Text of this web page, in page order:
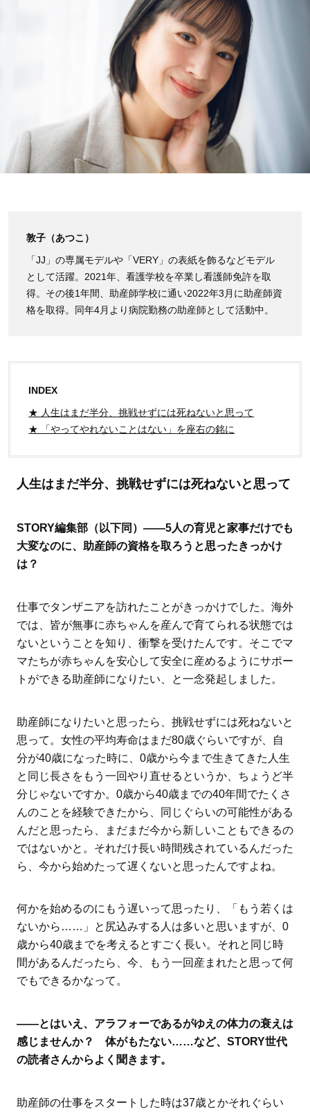
敦子（あつこ）
「JJ」の専属モデルや「VERY」の表紙を飾るなどモデル
として活躍。 2021年 、看護学校を卒業し看護師免許を取
得。 その後1年間、助産師学校に通い2022年3月に助産師資
格を取得。同年4月より病院勤務の助産師として活動中。
INDEX
★ 人生はまだ半分、挑戦せずには死ねないと思って
★ 「やってやれないことはない」を座右の銘に
人生はまだ半分、挑戦せずには死ねないと思って
STORY編集部（以下同）――5人の育児と家事だけでも
大変なのに、助産師の資格を取ろうと思ったきっかけ
は？
仕事でタンザニアを訪れたことがきっかけでした。海外
では、皆が無事に赤ちゃんを産んで育てられる状態では
ないということを知り、衝撃を受けたんです。そこでマ
マたちが赤ちゃんを安心して安全に産めるようにサポー
トができる助産師になりたい、と一念発起しました。
助産師になりたいと思ったら、挑戦せずには死ねないと
思って。女性の平均寿命はまだ80歳ぐらいですが、自
分が40歳になった時に、0歳から今まで生きてきた人生
と同じ長さをもう一回やり直せるというか、ちょうど半
分じゃないですか。0歳から40歳までの40年間でたくさ
んのことを経験できたから、同じぐらいの可能性がある
んだと思ったら、まだまだ今から新しいこともできるの
ではないかと。それだけ長い時間残されているんだった
ら、今から始めたって遅くないと思ったんですよね。
何かを始めるのにもう遅いって思ったり、「もう若くは
ないから……」と尻込みする人は多いと思いますが、0
歳から40歳までを考えるとすごく長い。それと同じ時
間があるんだったら、今、もう一回産まれたと思って何
でもできるかなって。
――とはいえ、アラフォーであるがゆえの体力の衰えは
感じませんか？ 体がもたない……など、STORY世代
の読者さんからよく聞きます。
助産師の仕事をスタートした時は37歳とかそれぐらい